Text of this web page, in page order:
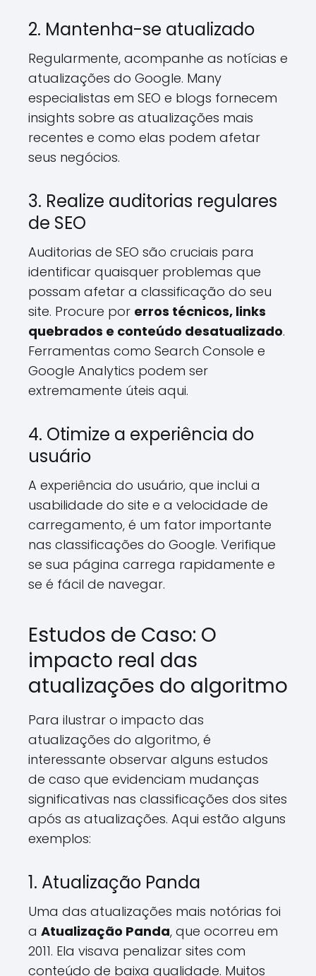
2. Mantenha-se atualizado
Regularmente, acompanhe as notícias e
atualizações do Google. Many
especialistas em SEO e blogs fornecem
insights sobre as atualizações mais
recentes e como elas podem afetar
seus negócios.
3. Realize auditorias regulares
de SEO
Auditorias de SEO são cruciais para
identificar quaisquer problemas que
possam afetar a classificação do seu
site. Procure por erros técnicos, links
quebrados e conteúdo desatualizado.
Ferramentas como Search Console e
Google Analytics podem ser
extremamente úteis aqui.
4. Otimize a experiência do
usuário
A experiência do usuário, que inclui a
usabilidade do site e a velocidade de
carregamento, é um fator importante
nas classificações do Google. Verifique
se sua página carrega rapidamente e
se é fácil de navegar.
Estudos de Caso: O
impacto real das
atualizações do algoritmo
Para ilustrar o impacto das
atualizações do algoritmo, é
interessante observar alguns estudos
de caso que evidenciam mudanças
significativas nas classificações dos sites
após as atualizações. Aqui estão alguns
exemplos:
1. Atualização Panda
Uma das atualizações mais notórias foi
a Atualização Panda, que ocorreu em
2011. Ela visava penalizar sites com
conteúdo de baixa qualidade. Muitos